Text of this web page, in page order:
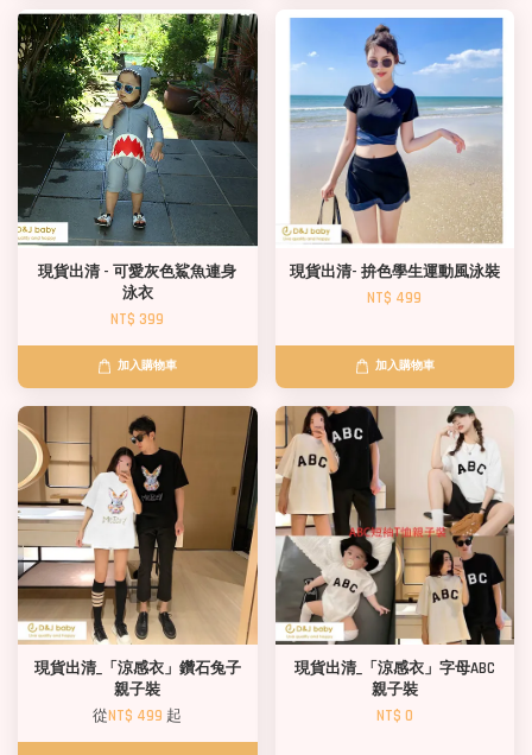
現貨出清 - 可愛灰色鯊魚連身
泳衣
NT$ 399
加入購物車
現貨出清- 拚色學生運動風泳裝
NT$ 499
加入購物車
現貨出清_「涼感衣」鑽石兔子
親子裝
從NT$ 499起
現貨出清_「涼感衣」字母ABC
親子裝
NT$ 0